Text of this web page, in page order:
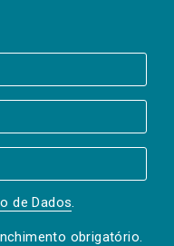
de Dados.
obrigatório.